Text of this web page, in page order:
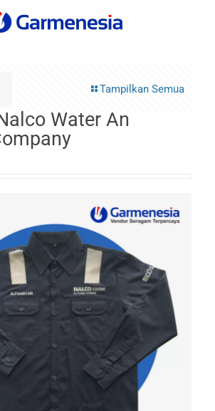
Tampilkan Semua
Water An